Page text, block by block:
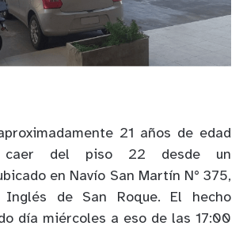
21 años de edad
caer del piso 22 desde un
en Navío San Martín N° 375,
Inglés de San Roque. El hecho
día miércoles a eso de las 17:00